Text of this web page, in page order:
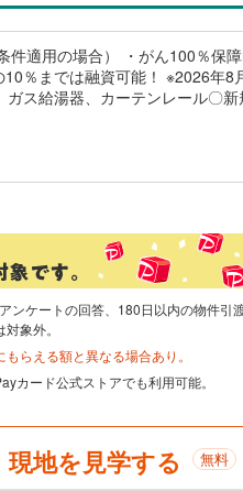
適用の場合） ・がん100％保
％までは融資可能！ ※2026年8
ス給湯器、カーテンレール〇
ンケートの回答、180日以内の物件引
象外。
らえる額と異なる場合あり。
カード公式ストアでも利用可能。
現地を見学する 無料